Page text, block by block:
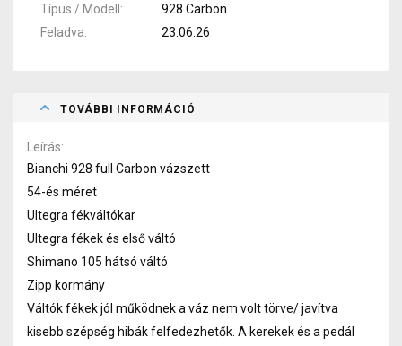
Típus / Modell
928 Carbon
Feladva
23.06.26
TOVÁBBI INFORMÁCIÓ
Leírás
Bianchi 928 full Carbon vázszett
54-és méret
Ultegra fékváltókar
Ultegra fékek és első váltó
Shimano 105 hátsó váltó
Zipp kormány
Váltók fékek jól működnek a váz nem volt törve/ javítva
kisebb szépség hibák felfedezhetők. A kerekek és a pedál